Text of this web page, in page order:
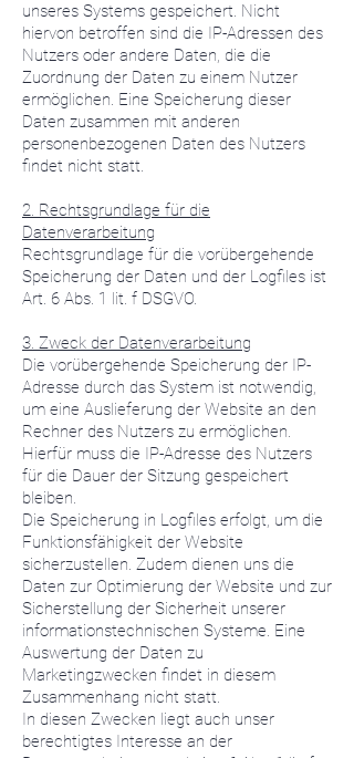
unseres Systems gespeichert. Nicht
hiervon betroffen sind die IP-Adressen des
Nutzers oder andere Daten, die die
Zuordnung der Daten zu einem Nutzer
ermöglichen. Eine Speicherung dieser
Daten zusammen mit anderen
personenbezogenen Daten des Nutzers
findet nicht statt.
2. Rechtsgrundlage für die
Datenverarbeitung
Rechtsgrundlage für die vorübergehende
Speicherung der Daten und der Logfiles ist
Art. 6 Abs. 1 lit. f DSGVO.
3. Zweck der Datenverarbeitung
Die vorübergehende Speicherung der IP-
Adresse durch das System ist notwendig,
um eine Auslieferung der Website an den
Rechner des Nutzers zu ermöglichen.
Hierfür muss die IP-Adresse des Nutzers
für die Dauer der Sitzung gespeichert
bleiben.
Die Speicherung in Logfiles erfolgt, um die
Funktionsfähigkeit der Website
sicherzustellen. Zudem dienen uns die
Daten zur Optimierung der Website und zur
Sicherstellung der Sicherheit unserer
informationstechnischen Systeme. Eine
Auswertung der Daten zu
Marketingzwecken findet in diesem
Zusammenhang nicht statt.
In diesen Zwecken liegt auch unser
berechtigtes Interesse an der